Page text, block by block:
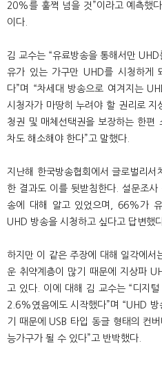
20%를 훌쩍 넘을 것 ”이라고 예측했다
이다
김 교수는 “유료방송을 통해서만 UHD
유가 있는 가구만 UHD를 시청하게
다”며 “차세대 방송으로 여겨지는
시청자가 마땅히 누려야 할 권리로 지
청권 및 매체선택권을 보장하는 한편
차도 해소해야 한다”고 말했다
지난해 한국방송협회에서 글로벌리서
한 결과도 이를 뒷받침한다
설문조사
송에 대해 알고 있었으며
, 66% 가
UHD 방송을 시청하고 싶다고 답변했
하지만 이 같은 주장에 대해 일각에서
운 취약계층이 많기 때문에 지상파
고 있다. 이에 대해 김 교수는 “ 디지
2.6% 였음에도 시작했다”며 “UHD 방
기 때문에 USB 타입 동글 형태의 컨
능가구가 될 수 있다”고 반박했다